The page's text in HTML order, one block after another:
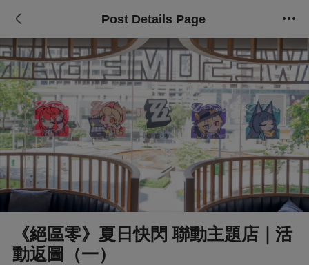
Post Details Page
《絕區零》夏日快閃 聯動主題店｜活
動返圖（一）